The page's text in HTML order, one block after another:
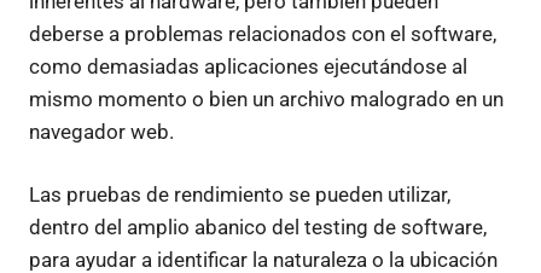
deberse a problemas relacionados con el software,
como demasiadas aplicaciones ejecutándose al
mismo momento o bien un archivo malogrado en un
navegador web.
Las pruebas de rendimiento se pueden utilizar,
dentro del amplio abanico del testing de software,
para ayudar a identificar la naturaleza o la ubicación